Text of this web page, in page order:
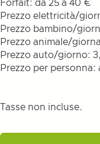
Forfait: da 25 a 40 €
Prezzo elettricità/
Prezzo bambino/
Prezzo animale/
Prezzo auto/giorno:
Prezzo per
Tasse non incluse.